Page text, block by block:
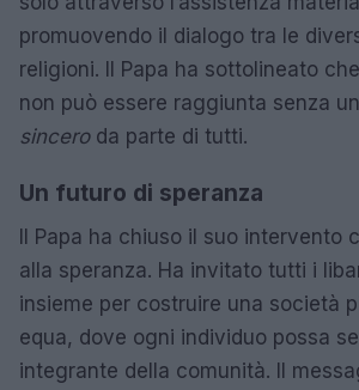
promuovendo il dialogo tra le
religioni. Il Papa ha sottolineato
non può essere raggiunta senza un
sinceroda parte di tutti.
Un futuro di speranza
Il Papa ha chiuso il suo intervento
alla speranza. Ha invitato tutti i
insieme per costruire una società
equa, dove ogni individuo possa
integrante della comunità. Il